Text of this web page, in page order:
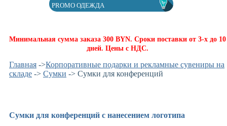
PROMO ОДЕЖДА
Минимальная сумма заказа 300 BYN. Сроки поставки от 3-х до 10
дней. Цены с НДС.
Главная ->Корпоративные подарки и рекламные сувениры на
складе -> Сумки -> Сумки для конференций
Сумки для конференций с нанесением логотипа